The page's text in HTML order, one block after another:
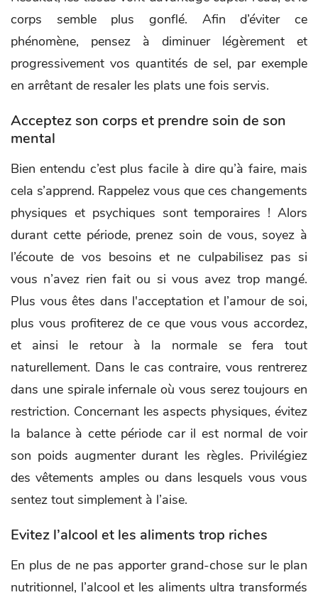
corps semble plus gonflé. Afin d’éviter ce
phénomène, pensez à diminuer légèrement et
progressivement vos quantités de sel, par exemple
en arrêtant de resaler les plats une fois servis.
Acceptez son corps et prendre soin de son
mental
Bien entendu c’est plus facile à dire qu’à faire, mais
cela s’apprend. Rappelez vous que ces changements
physiques et psychiques sont temporaires ! Alors
durant cette période, prenez soin de vous, soyez à
l’écoute de vos besoins et ne culpabilisez pas si
vous n’avez rien fait ou si vous avez trop mangé.
Plus vous êtes dans l'acceptation et l’amour de soi,
plus vous profiterez de ce que vous vous accordez,
et ainsi le retour à la normale se fera tout
naturellement. Dans le cas contraire, vous rentrerez
dans une spirale infernale où vous serez toujours en
restriction. Concernant les aspects physiques, évitez
la balance à cette période car il est normal de voir
son poids augmenter durant les règles. Privilégiez
des vêtements amples ou dans lesquels vous vous
sentez tout simplement à l’aise.
Evitez l’alcool et les aliments trop riches
En plus de ne pas apporter grand-chose sur le plan
nutritionnel, l’alcool et les aliments ultra transformés